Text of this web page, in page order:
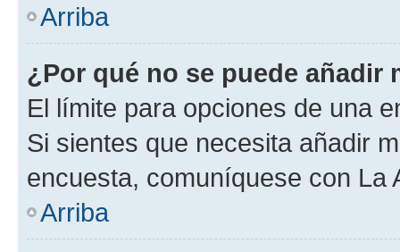
Arriba
¿Por qué no se puede añadir
El límite para opciones de una
Si sientes que necesita añadir
encuesta, comuníquese con La
Arriba